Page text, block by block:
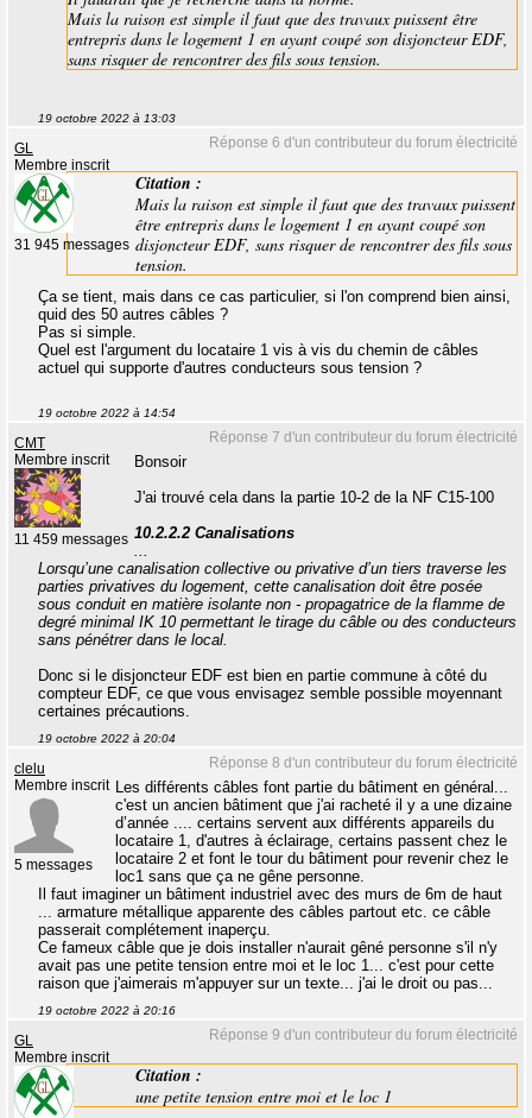
Mais la raison est simple il faut que des travaux puissent être
entrepris dans le logement 1 en ayant coupé son disjoncteur EDF,
sans risquer de rencontrer des fils sous tension.
19 octobre 2022 à 13:03
Réponse 6 d'un contributeur du forum électricité
GL
Membre inscrit
31 945 messages
Citation :
Mais la raison est simple il faut que des travaux puissent
être entrepris dans le logement 1 en ayant coupé son
disjoncteur EDF, sans risquer de rencontrer des fils sous
tension.
Ça se tient, mais dans ce cas particulier, si l'on comprend bien ainsi,
quid des 50 autres câbles ?
Pas si simple.
Quel est l'argument du locataire 1 vis à vis du chemin de câbles
actuel qui supporte d'autres conducteurs sous tension ?
19 octobre 2022 à 14:54
Réponse 7 d'un contributeur du forum électricité
CMT
Membre inscrit
11 459 messages
Bonsoir
J'ai trouvé cela dans la partie 10-2 de la NF C15-100
10.2.2.2 Canalisations
...
Lorsqu’une canalisation collective ou privative d’un tiers traverse les
parties privatives du logement, cette canalisation doit être posée
sous conduit en matière isolante non - propagatrice de la flamme de
degré minimal IK 10 permettant le tirage du câble ou des conducteurs
sans pénétrer dans le local.
Donc si le disjoncteur EDF est bien en partie commune à côté du
compteur EDF, ce que vous envisagez semble possible moyennant
certaines précautions.
19 octobre 2022 à 20:04
Réponse 8 d'un contributeur du forum électricité
clelu
Membre inscrit
5 messages
Les différents câbles font partie du bâtiment en général...
c'est un ancien bâtiment que j'ai racheté il y a une dizaine
d’année .... certains servent aux différents appareils du
locataire 1, d'autres à éclairage, certains passent chez le
locataire 2 et font le tour du bâtiment pour revenir chez le
loc1 sans que ça ne gêne personne.
Il faut imaginer un bâtiment industriel avec des murs de 6m de haut
... armature métallique apparente des câbles partout etc. ce câble
passerait complétement inaperçu.
Ce fameux câble que je dois installer n'aurait gêné personne s'il n'y
avait pas une petite tension entre moi et le loc 1... c'est pour cette
raison que j'aimerais m'appuyer sur un texte... j'ai le droit ou pas...
19 octobre 2022 à 20:16
Réponse 9 d'un contributeur du forum électricité
GL
Membre inscrit
Citation :
une petite tension entre moi et le loc 1